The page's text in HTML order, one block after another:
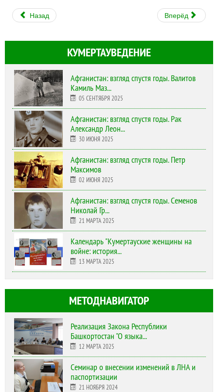
Назад Вперёд
КУМЕРТАУВЕДЕНИЕ
Афганистан: взгляд спустя годы. Валитов
Камиль Маз...
05 СЕНТЯБРЯ 2025
Афганистан: взгляд спустя годы. Рак
Александр Леон...
30 ИЮНЯ 2025
Афганистан: взгляд спустя годы. Петр
Максимов
02 ИЮНЯ 2025
Афганистан: взгляд спустя годы. Семенов
Николай Гр...
21 МАРТА 2025
Календарь "Кумертауские женщины на
войне: история...
13 МАРТА 2025
МЕТОДНАВИГАТОР
Реализация Закона Республики
Башкортостан "О языка...
12 МАРТА 2025
Cеминар о внесении изменений в ЛНА и
паспортизации
21 НОЯБРЯ 2024